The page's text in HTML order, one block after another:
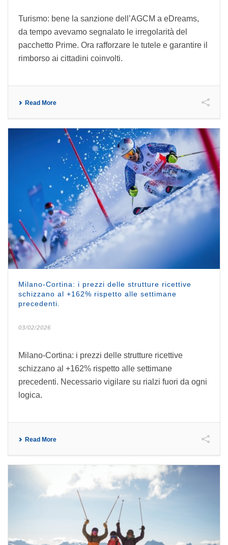
Turismo: bene la sanzione dell’AGCM a eDreams,
da tempo avevamo segnalato le irregolarità del
pacchetto Prime. Ora rafforzare le tutele e garantire il
rimborso ai cittadini coinvolti.
Read More
Milano-Cortina: i prezzi delle strutture ricettive
schizzano al +162% rispetto alle settimane
precedenti.
03/02/2026
Milano-Cortina: i prezzi delle strutture ricettive
schizzano al +162% rispetto alle settimane
precedenti. Necessario vigilare su rialzi fuori da ogni
logica.
Read More